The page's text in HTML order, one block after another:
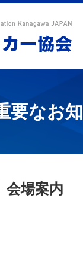
要なお
会場案内